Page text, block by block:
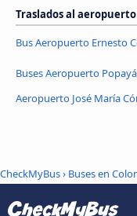
Traslados al
Bus Aeropuerto Ernesto
Buses Aeropuerto
Aeropuerto José María
CheckMyBus› Buses en